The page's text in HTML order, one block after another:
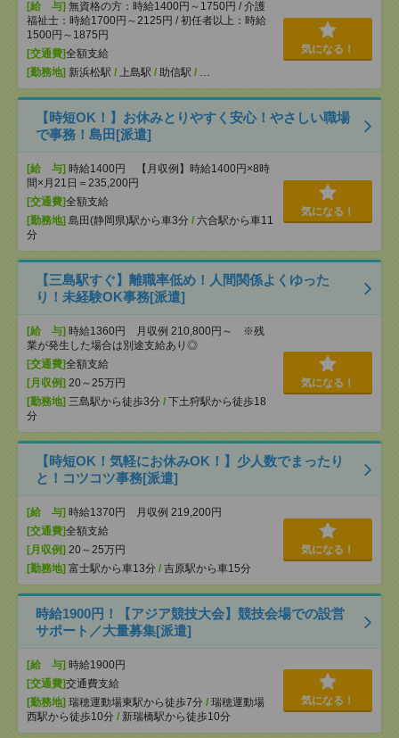
[給 与] 無資格の方：時給1400円～1750円 / 介護
福祉士：時給1700円～2125円 / 初任者以上：時給
1500円～1875円
[交通費]全額支給
[勤務地] 新浜松駅 / 上島駅 / 助信駅 / …
気になる！
【時短OK！】お休みとりやすく安心！やさしい職場
で事務！島田[派遣]
[給 与] 時給1400円 【月収例】時給1400円×8時
間×月21日＝235,200円
[交通費]全額支給
[勤務地] 島田(静岡県)駅から車3分 / 六合駅から車11
分
気になる！
【三島駅すぐ】離職率低め！人間関係よくゆった
り！未経験OK事務[派遣]
[給 与] 時給1360円 月収例 210,800円～ ※残
業が発生した場合は別途支給あり◎
[交通費]全額支給
[月収例] 20～25万円
[勤務地] 三島駅から徒歩3分 / 下土狩駅から徒歩18
分
気になる！
【時短OK！気軽にお休みOK！】少人数でまったり
と！コツコツ事務[派遣]
[給 与] 時給1370円 月収例 219,200円
[交通費]全額支給
[月収例] 20～25万円
[勤務地] 富士駅から車13分 / 吉原駅から車15分
気になる！
時給1900円！【アジア競技大会】競技会場での設営
サポート／大量募集[派遣]
[給 与] 時給1900円
[交通費]交通費支給
[勤務地] 瑞穂運動場東駅から徒歩7分 / 瑞穂運動場
西駅から徒歩10分 / 新瑞橋駅から徒歩10分
気になる！